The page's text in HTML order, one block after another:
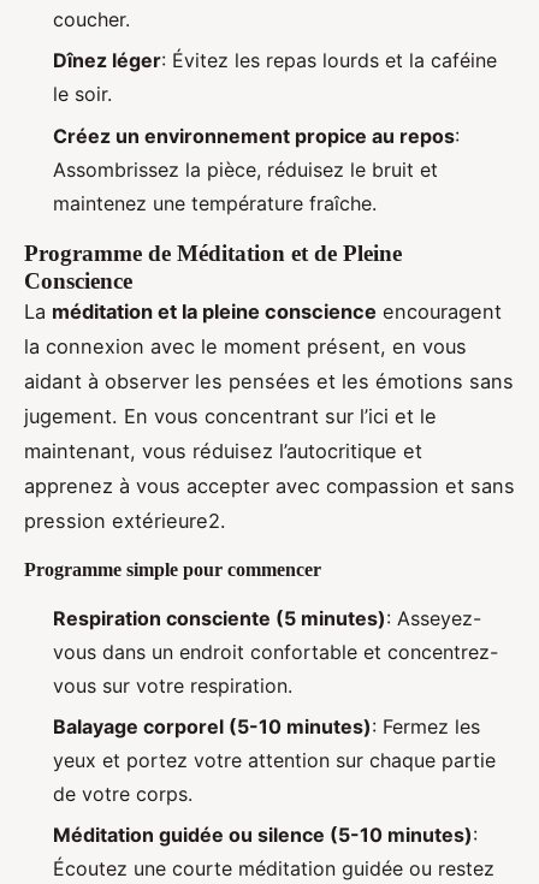
coucher.
Dînez léger: Évitez les repas lourds et la caféine
le soir.
Créez un environnement propice au repos:
Assombrissez la pièce, réduisez le bruit et
maintenez une température fraîche.
Programme de Méditation et de Pleine
Conscience
La méditation et la pleine conscience encouragent
la connexion avec le moment présent, en vous
aidant à observer les pensées et les émotions sans
jugement. En vous concentrant sur l’ici et le
maintenant, vous réduisez l’autocritique et
apprenez à vous accepter avec compassion et sans
pression extérieure2.
Programme simple pour commencer
Respiration consciente (5 minutes): Asseyez-
vous dans un endroit confortable et concentrez-
vous sur votre respiration.
Balayage corporel (5-10 minutes): Fermez les
yeux et portez votre attention sur chaque partie
de votre corps.
Méditation guidée ou silence (5-10 minutes):
Écoutez une courte méditation guidée ou restez